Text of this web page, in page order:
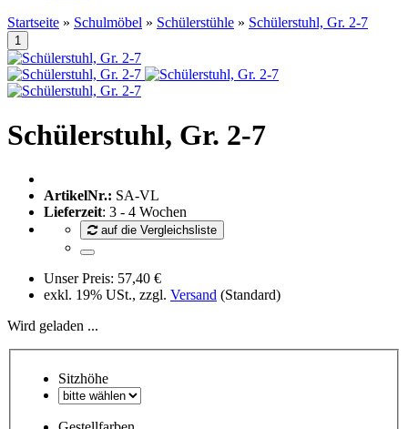
Startseite » Schulmöbel » Schülerstühle » Schülerstuhl, Gr. 2-7
Schülerstuhl, Gr. 2-7
ArtikelNr.: SA-VL
Lieferzeit: 3 - 4 Wochen
auf die Vergleichsliste
Unser Preis: 57,40 €
exkl. 19% USt., zzgl. Versand (Standard)
Wird geladen ...
Sitzhöhe